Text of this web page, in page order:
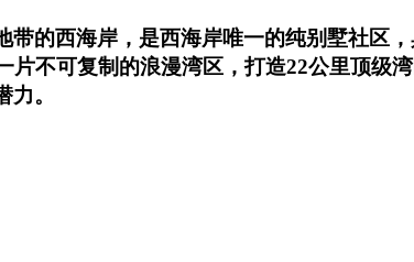
带的西海岸，是西海岸唯一的纯别墅社区
片不可复制的浪漫湾区，打造22公里顶
。